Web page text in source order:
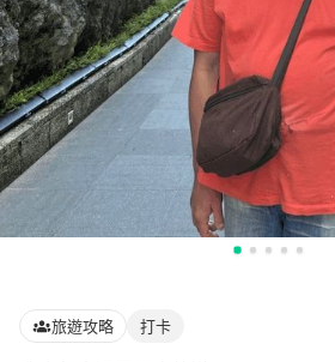
旅遊攻略 打卡